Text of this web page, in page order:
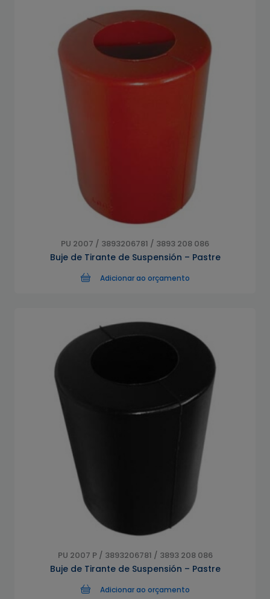
PU 2007 / 3893206781 / 3893 208 086
Buje de Tirante de Suspensión – Pastre
Adicionar ao orçamento
PU 2007 P / 3893206781 / 3893 208 086
Buje de Tirante de Suspensión – Pastre
Adicionar ao orçamento